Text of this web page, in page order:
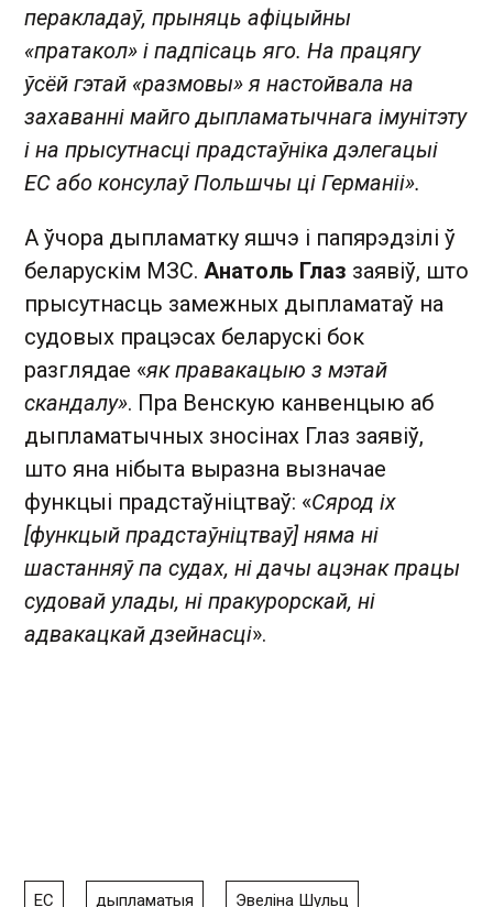
перакладаў, прыняць афіцыйны
«пратакол» і падпісаць яго. На працягу
ўсёй гэтай «размовы» я настойвала на
захаванні майго дыпламатычнага імунітэту
і на прысутнасці прадстаўніка дэлегацыі
ЕС або консулаў Польшчы ці Германіі».
А ўчора дыпламатку яшчэ і папярэдзілі ў
беларускім МЗС. Анатоль Глаз заявіў, што
прысутнасць замежных дыпламатаў на
судовых працэсах беларускі бок
разглядае «як правакацыю з мэтай
скандалу». Пра Венскую канвенцыю аб
дыпламатычных зносінах Глаз заявіў,
што яна нібыта выразна вызначае
функцыі прадстаўніцтваў: «Сярод іх
[функцый прадстаўніцтваў] няма ні
шастанняў па судах, ні дачы ацэнак працы
судовай улады, ні пракурорскай, ні
адвакацкай дзейнасці».
ЕС дыпламатыя Эвеліна Шульц